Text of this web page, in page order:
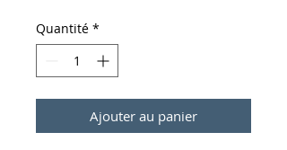
Quantité *
Ajouter au panier